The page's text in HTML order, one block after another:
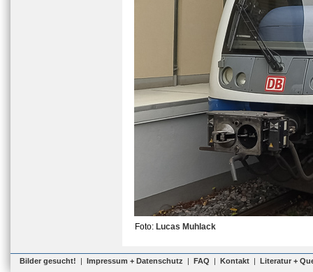
Foto: Lucas Muhlack
Bilder gesucht! | Impressum + Datenschutz | FAQ | Kontakt | Literatur +